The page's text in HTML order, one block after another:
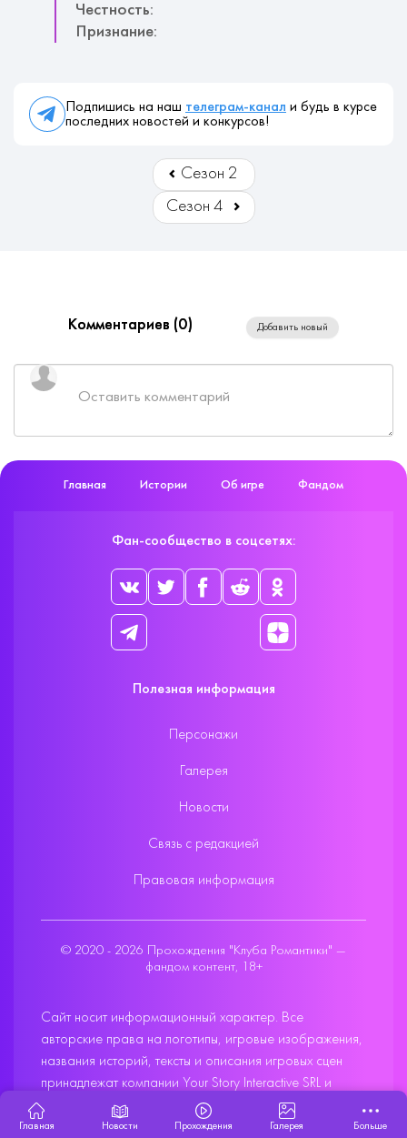
Честность:
Признание:
Подпишись на наш телеграм-канал и будь в курсе
последних новостей и конкурсов!
Сезон 2
Сезон 4
Комментариев (0) Добавить новый
Главная Истории Об игре Фандом
Фан-сообщество в соцсетях:
Полезная информация
Персонажи
Галерея
Новости
Связь с редакцией
Правовая информация
© 2020 - 2026 Прохождения "Клуба Романтики" —
фандом контент, 18+
Сайт носит информационный характер. Все
авторские права на логотипы, игровые изображения,
названия историй, тексты и описания игровых сцен
принадлежат компании Your Story Interactive SRL и
фандому. Настоящий материал не является
официальным продуктом компании и создаётся
Главная Новости Прохождения Галерея Больше